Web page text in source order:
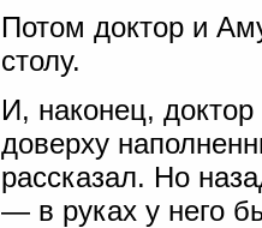
Потом доктор и
столу.
И, наконец,
доверху
рассказал. Но
— в руках у него